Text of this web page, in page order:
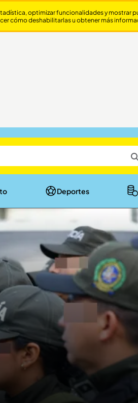
Deportes
optimizar funcionalidades y mostrar
cómo deshabilitarlas u obtener más